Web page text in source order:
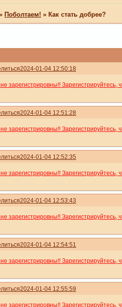
Поболтаем! »Как стать добрее?
2024-01-04 12:50:18
зарегистрировны!! Зарегистрируйтесь,
2024-01-04 12:51:28
зарегистрировны!! Зарегистрируйтесь,
2024-01-04 12:52:35
зарегистрировны!! Зарегистрируйтесь,
2024-01-04 12:53:43
зарегистрировны!! Зарегистрируйтесь,
2024-01-04 12:54:51
зарегистрировны!! Зарегистрируйтесь,
2024-01-04 12:55:59
зарегистрировны!! Зарегистрируйтесь,